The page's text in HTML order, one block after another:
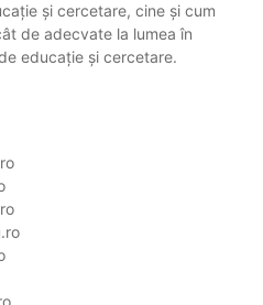
și cercetare, cine și cum
de adecvate la lumea în
educație și cercetare.